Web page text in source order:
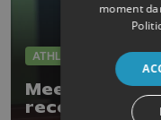
ATHLÉTISME
Meeting de
record du
moment